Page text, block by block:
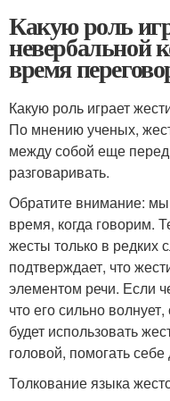
Какую роль
невербальной
время
Какую роль играет
По мнению ученых,
между собой еще перед
разговаривать.
Обратите внимание:
время, когда говорим.
жесты только в редких
подтверждает, что
элементом речи. Если
что его сильно
будет использовать
головой, помогать
Толкование языка